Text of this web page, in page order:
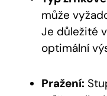
může
Je důležité
optimální
Pražení: